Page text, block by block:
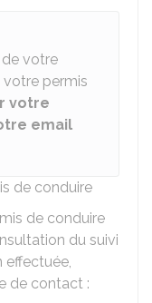
votre
permis
votre
email
de conduire
de conduire
du suivi
effectuée,
de contact :